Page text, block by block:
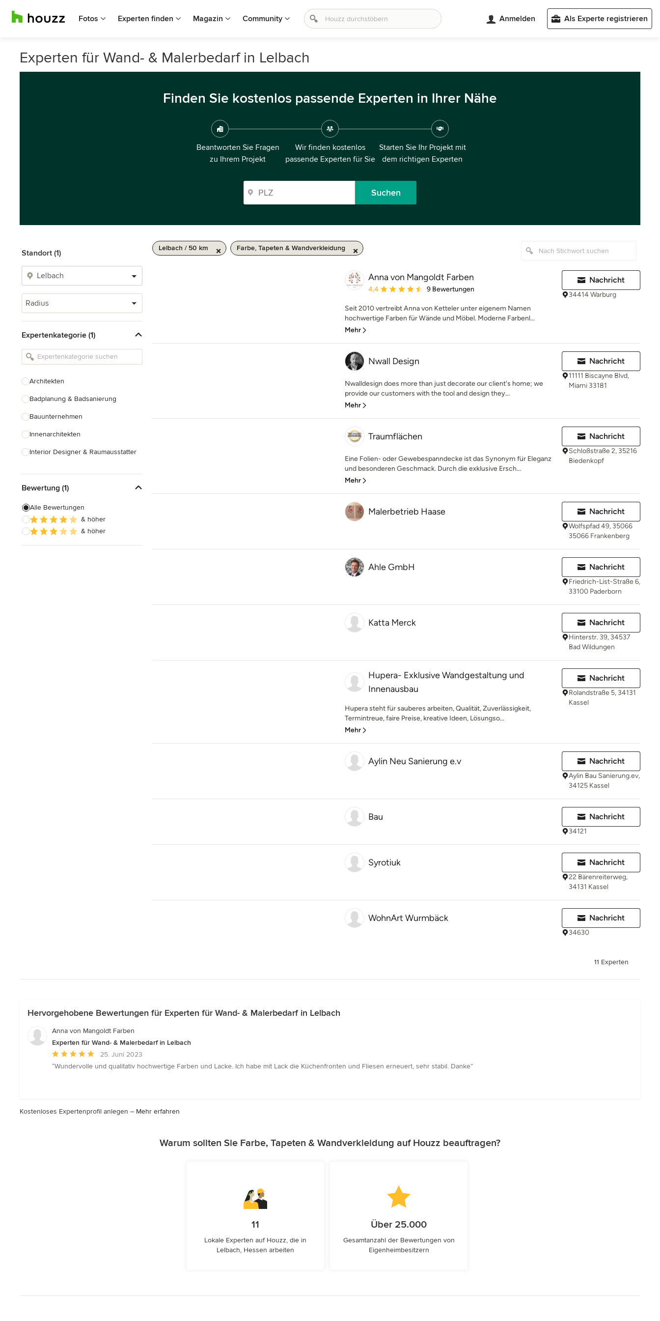
Fotos Experten finden Magazin Community Anmelden Als Experte registrieren
Experten für Wand- & Malerbedarf in Lelbach
Finden Sie kostenlos passende Experten in Ihrer Nähe
Beantworten Sie Fragen
zu Ihrem Projekt
Wir finden kostenlos
passende Experten für Sie
Starten Sie Ihr Projekt mit
dem richtigen Experten
Suchen
Standort (1)
Radius
Expertenkategorie (1)
Architekten
Badplanung & Badsanierung
Bauunternehmen
Innenarchitekten
Interior Designer & Raumausstatter
Landschaftsarchitekten
Armaturen & Sanitärbedarf
Beleuchtung
Bewertung (1)
Alle Bewertungen
& höher
& höher
Lelbach / 50 km Farbe, Tapeten & Wandverkleidung
Anna von Mangoldt Farben
Durchschnittliche Bewertung: 4.4 von 5 Sternen
4,4 9 Bewertungen
Seit 2010 vertreibt Anna von Ketteler unter eigenem Namen
hochwertige Farben für Wände und Möbel. Moderne Farbenl...
Mehr
Nachricht
34414 Warburg
Nwall Design
Nwalldesign does more than just decorate our client's home; we
provide our customers with the tool and design they...
Mehr
Nachricht
11111 Biscayne Blvd,
Miami 33181
Traumflächen
Eine Folien- oder Gewebespanndecke ist das Synonym für Eleganz
und besonderen Geschmack. Durch die exklusive Ersch...
Mehr
Nachricht
Schloßstraße 2, 35216
Biedenkopf
Malerbetrieb Haase Nachricht
Wolfspfad 49, 35066
35066 Frankenberg
Ahle GmbH Nachricht
Friedrich-List-Straße 6,
33100 Paderborn
Katta Merck Nachricht
Hinterstr. 39, 34537
Bad Wildungen
Hupera- Exklusive Wandgestaltung und
Innenausbau
Hupera steht für sauberes arbeiten, Qualität, Zuverlässigkeit,
Termintreue, faire Preise, kreative Ideen, Lösungso...
Mehr
Nachricht
Rolandstraße 5, 34131
Kassel
Aylin Neu Sanierung e.v Nachricht
Aylin Bau Sanierung.ev,
34125 Kassel
Bau Nachricht
34121
Syrotiuk Nachricht
22 Bärenreiterweg,
34131 Kassel
WohnArt Wurmbäck Nachricht
34630
11 Experten
Hervorgehobene Bewertungen für Experten für Wand- & Malerbedarf in Lelbach
Anna von Mangoldt Farben
Experten für Wand- & Malerbedarf in Lelbach
Durchschnittliche
Bewertung:
25. Juni 2023
“Wundervolle und qualitativ hochwertige Farben und Lacke. Ich habe mit Lack die Küchenfronten und Fliesen erneuert, sehr stabil. Danke”
Kostenloses Expertenprofil anlegen – Mehr erfahren
Warum sollten Sie Farbe, Tapeten & Wandverkleidung auf Houzz beauftragen?
11
Lokale Experten auf Houzz, die in
Lelbach, Hessen arbeiten
Über 25.000
Gesamtanzahl der Bewertungen von
Eigenheimbesitzern